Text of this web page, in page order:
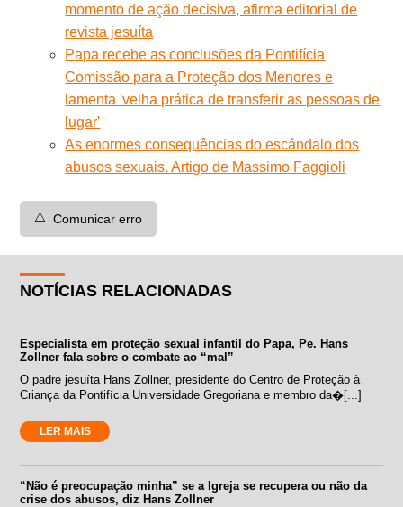
momento de ação decisiva, afirma editorial de
revista jesuíta
Papa recebe as conclusões da Pontifícia
Comissão para a Proteção dos Menores e
lamenta 'velha prática de transferir as pessoas de
lugar'
As enormes consequências do escândalo dos
abusos sexuais. Artigo de Massimo Faggioli
⚠️ Comunicar erro
NOTÍCIAS RELACIONADAS
Especialista em proteção sexual infantil do Papa, Pe. Hans
Zollner fala sobre o combate ao “mal”
O padre jesuíta Hans Zollner, presidente do Centro de Proteção à
Criança da Pontifícia Universidade Gregoriana e membro da�[...]
LER MAIS
“Não é preocupação minha” se a Igreja se recupera ou não da
crise dos abusos, diz Hans Zollner